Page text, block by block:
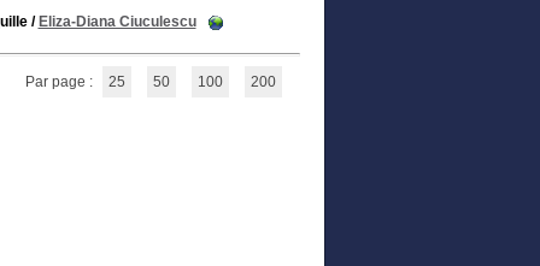
/ Eliza-Diana Ciuculescu
Par page : 25 50 100 200